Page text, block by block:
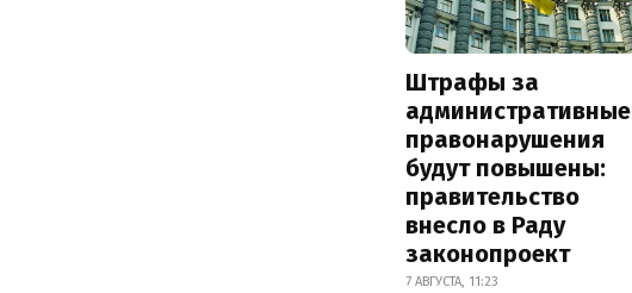
Штрафы за
административные
правонарушения
будут повышены:
правительство
внесло в Раду
законопроект
7 АВГУСТА, 11:23